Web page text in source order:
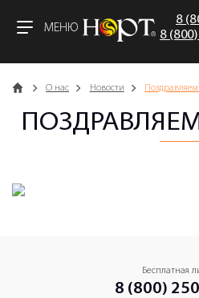
МЕНЮ
8
8
Главная О нас Новости
Бесплатная
8 (800)